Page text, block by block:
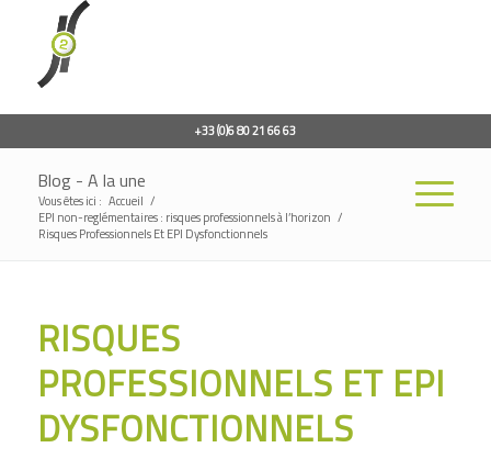
+33 (0)6 80 21 66 63
Blog - A la une
Vous êtes ici : Accueil /
EPI non-reglémentaires : risques professionnels à l’horizon /
Risques Professionnels Et EPI Dysfonctionnels
RISQUES
PROFESSIONNELS ET EPI
DYSFONCTIONNELS